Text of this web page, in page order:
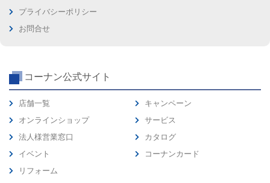
プライバシーポリシー
お問合せ
コーナン公式サイト
店舗一覧
オンラインショップ
法人様営業窓口
イベント
リフォーム
キャンペーン
サービス
カタログ
コーナンカード